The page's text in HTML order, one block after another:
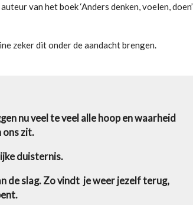
van het boek ‘Anders denken, voelen, doen’
zeker dit onder de aandacht brengen.
nu veel te veel alle hoop en waarheid
ons zit.
duisternis.
de slag. Zo vindt je weer jezelf terug,